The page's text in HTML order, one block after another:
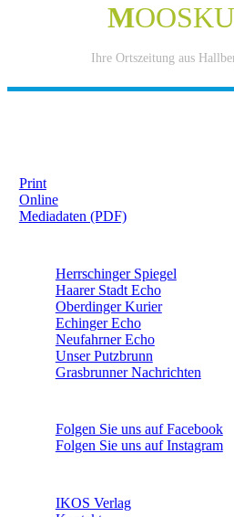
M
Ihre Ortszeitung aus
Print
Online
Mediadaten (PDF)
Herrschinger Spiegel
Haarer Stadt Echo
Oberdinger Kurier
Echinger Echo
Neufahrner Echo
Unser Putzbrunn
Grasbrunner Nachrichten
Folgen Sie uns auf Facebook
Folgen Sie uns auf Instagram
IKOS Verlag